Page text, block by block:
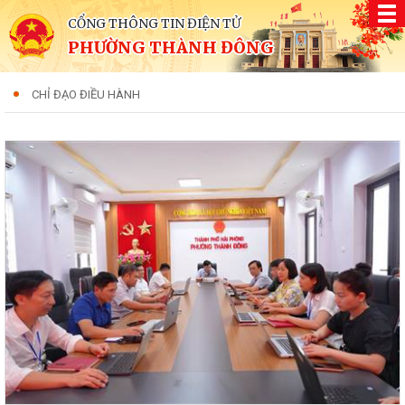
CỔNG THÔNG TIN ĐIỆN TỬ
PHƯỜNG THÀNH ĐÔNG
CHỈ ĐẠO ĐIỀU HÀNH